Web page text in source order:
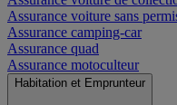
Assurance voiture sans
Assurance camping-car
Assurance quad
Assurance motoculteur
Habitation et Emprunteur